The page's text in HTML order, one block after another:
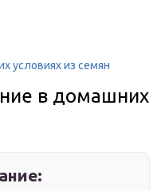
условиях из семян
в домашних